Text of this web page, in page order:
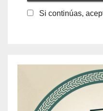
Si continúas,